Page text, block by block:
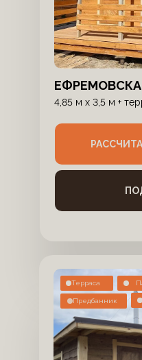
4,85 м х 3,5 м +
Предбанник
Терраса